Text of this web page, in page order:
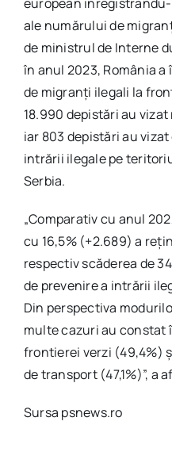
ale numărului de
de ministrul de Interne
în anul 2023, România
de migranţi ilegali la
18.990 depistări au
iar 803 depistări au
intrării ilegale pe
Serbia.
„Comparativ cu anul
cu 16,5% (+2.689) a
respectiv scăderea de
de prevenire a intrării
Din perspectiva
multe cazuri au constat
frontierei verzi (49,4%)
de transport (47,1%)”, a
Sursa psnews.ro